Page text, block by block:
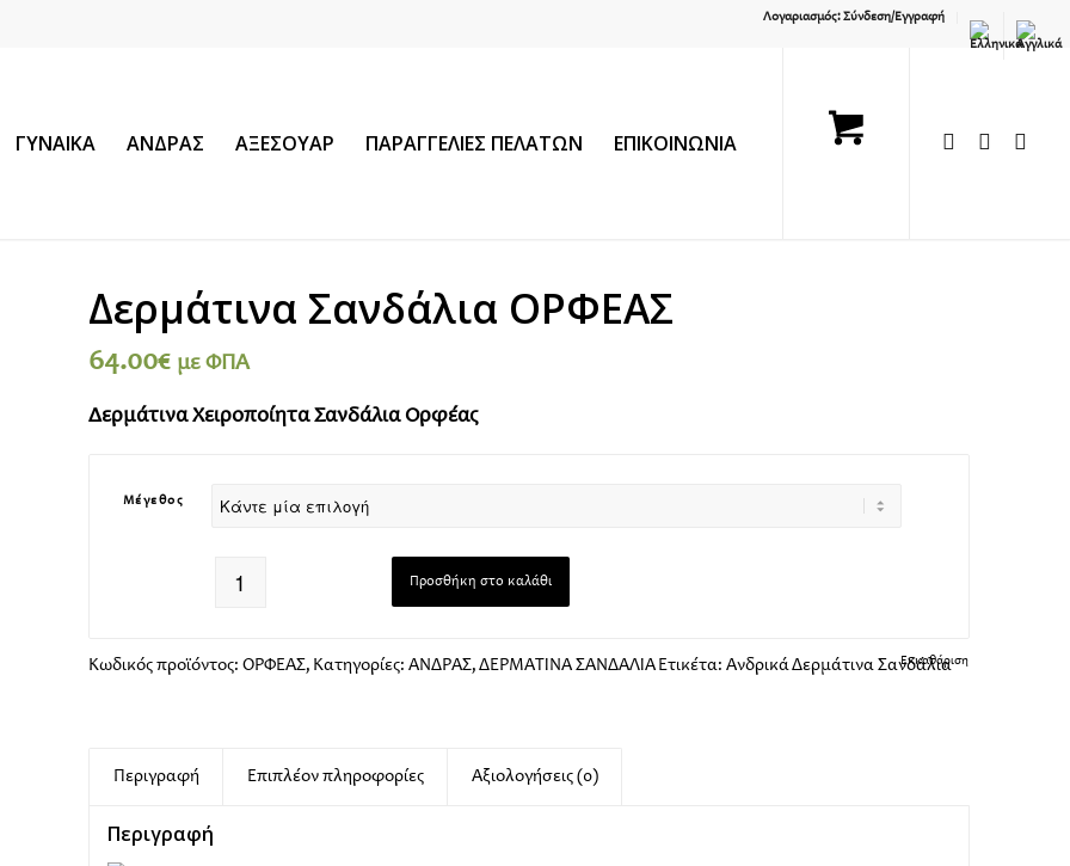
Λογαριασμός: Σύνδεση/Εγγραφή
ΓΥΝΑΙΚΑ ΑΝΔΡΑΣ ΑΞΕΣΟΥΑΡ ΠΑΡΑΓΓΕΛΙΕΣ ΠΕΛΑΤΩΝ ΕΠΙΚΟΙΝΩΝΙΑ
Δερμάτινα Σανδάλια ΟΡΦΕΑΣ
64.00€ με ΦΠΑ
Δερμάτινα Χειροποίητα Σανδάλια Ορφέας
Μέγεθος
Εκκαθάριση
Προσθήκη στο καλάθι
Κωδικός προϊόντος: ΟΡΦΕΑΣ, Κατηγορίες: ΑΝΔΡΑΣ, ΔΕΡΜΑΤΙΝΑ ΣΑΝΔΑΛΙΑ Ετικέτα: Ανδρικά Δερμάτινα Σανδάλια
Περιγραφή Επιπλέον πληροφορίες Αξιολογήσεις (0)
Περιγραφή